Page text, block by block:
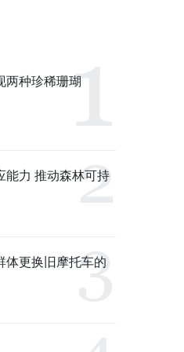
两种珍稀珊瑚
能力 推动森林可持
体更换旧摩托车的